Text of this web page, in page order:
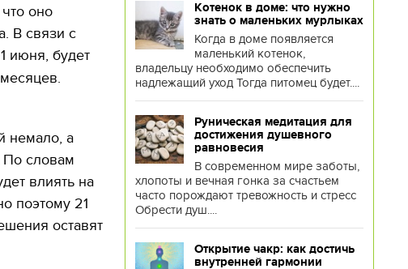
оно
В связи с
июня, будет
немало, а
По словам
влиять на
поэтому 21
оставят
Котенок в доме: что нужно
знать о маленьких мурлыках
Когда в доме появляется
маленький котенок,
владельцу необходимо обеспечить
надлежащий уход Тогда питомец будет....
Руническая медитация для
достижения душевного
равновесия
В современном мире заботы,
хлопоты и вечная гонка за счастьем
часто порождают тревожность и стресс
Обрести душ....
Открытие чакр: как достичь
внутренней гармонии